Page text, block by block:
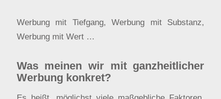
Werbung mit Tiefgang, Werbung mit Substanz,
Werbung mit Wert …
Was meinen wir mit ganzheitlicher
Werbung konkret?